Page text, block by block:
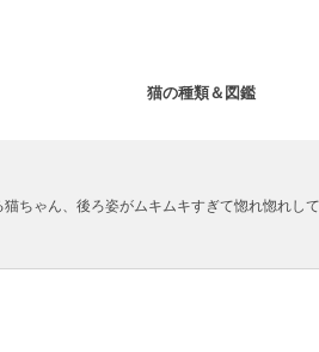
猫の種類＆図鑑
ちゃん、後ろ姿がムキムキすぎて惚れ惚れし